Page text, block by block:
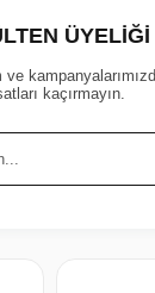
ÜYELİĞİ
kaçırmayın.